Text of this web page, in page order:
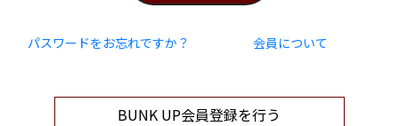
パスワードをお忘れですか？ 会員について
BUNK UP会員登録を行う